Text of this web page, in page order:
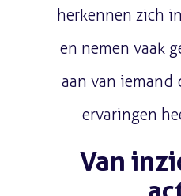
herkennen zich
en nemen vaak
aan van iemand
ervaringen
Van